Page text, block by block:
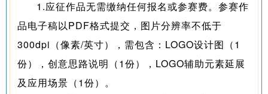
1.应征作品无需缴纳任何报名或参赛费。参赛作
品电子稿以PDF格式提交，图片分辨率不低于
300dpi（像素/英寸），需包含：LOGO设计图（1
份），创意思路说明（1份），LOGO辅助元素延展
及应用场景（1份）。